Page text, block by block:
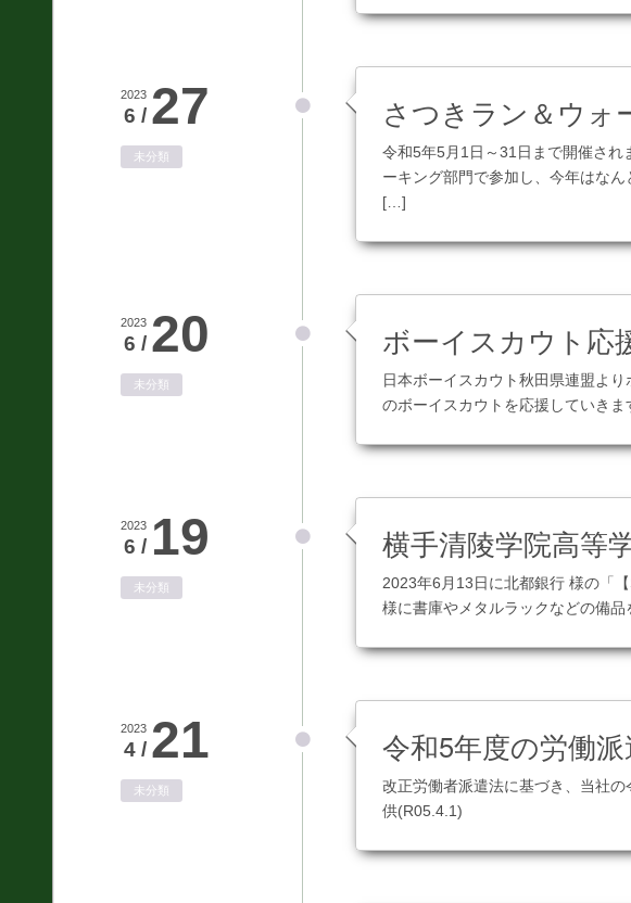
2023
6 / 27
未分類
さつきラン＆ウォ
令和5年5月1日～31日まで開催さ
ーキング部門で参加し、今年はな
[…]
2023
6 / 20
未分類
ボーイスカウト応
日本ボーイスカウト秋田県連盟よ
のボーイスカウトを応援していきま
2023
6 / 19
未分類
横手清陵学院高等
2023年6月13日に北都銀行 様の「
様に書庫やメタルラックなどの備
2023
4 / 21
未分類
令和5年度の労働
改正労働者派遣法に基づき、当社
供(R05.4.1)